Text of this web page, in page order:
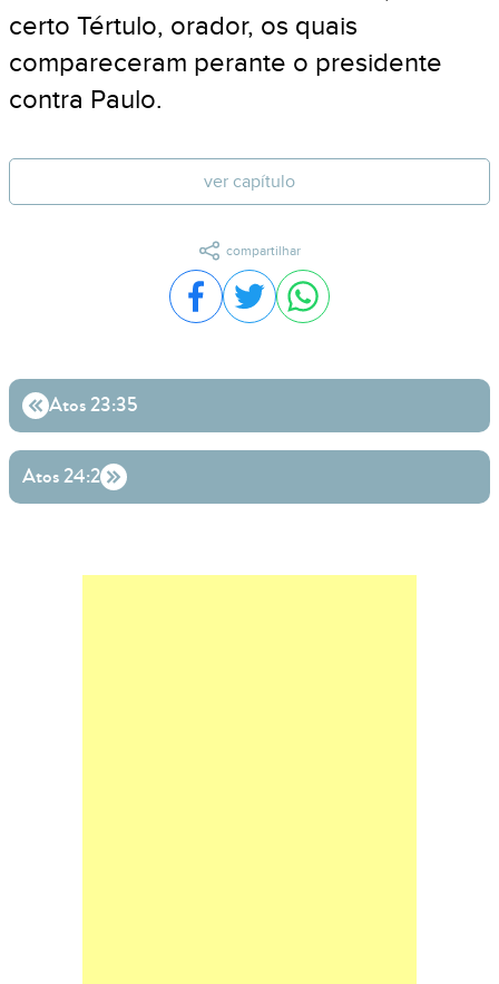
certo Tértulo, orador, os quais
compareceram perante o presidente
contra Paulo.
ver capítulo
compartilhar
Compartilhar no Facebook
Compartilhar no Twitter
Compartilhar no
Atos 23:35
Atos 24:2